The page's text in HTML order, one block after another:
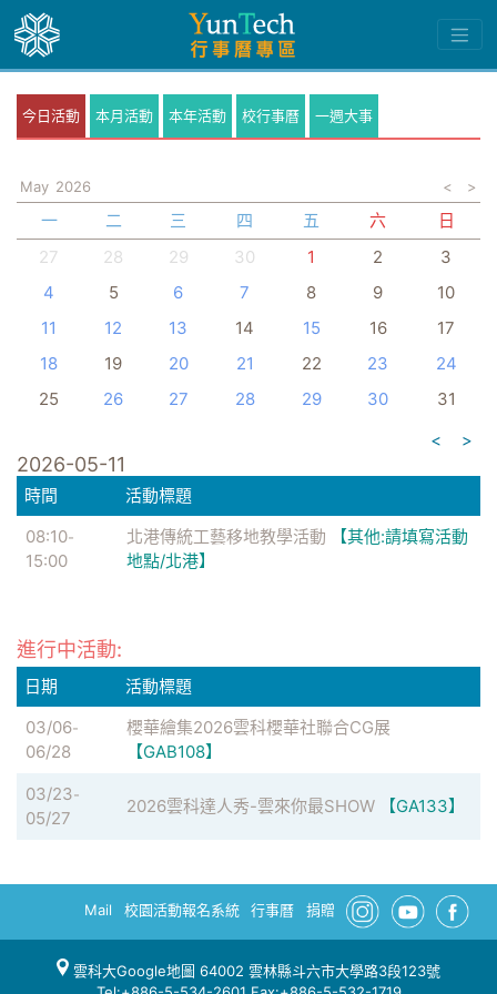
今日活動 本月活動 本年活動 校行事曆 一週大事
May 2026 < >
一 二 三 四 五 六
日
27
28 29 30 1 2
3
4
5 6 7 8 9
10
11
12 13 14 15 16
17
18
19 20 21 22 23
24
25
26 27 28 29 30
31
<
>
2026-05-11
時間
活動標題
08:10-
15:00
北港傳統工藝移地教學活動
【其他:請填寫活動
地點/北港】
進行中活動:
日期
活動標題
03/06-
06/28
櫻華繪集2026雲科櫻華社聯合CG展
【GAB108】
03/23-
05/27
2026雲科達人秀-雲來你最SHOW 【GA133】
Mail 校園活動報名系統 行事曆 捐贈
雲科大Google地圖 64002 雲林縣斗六市大學路3段123號